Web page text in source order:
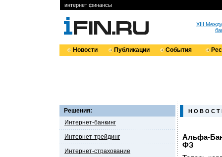
интернет финансы
XIII
Новости Публикации События
Решения:
Интернет-банкинг
Интернет-трейдинг
Интернет-страхование
Н О В О С Т
Альфа-
ФЗ